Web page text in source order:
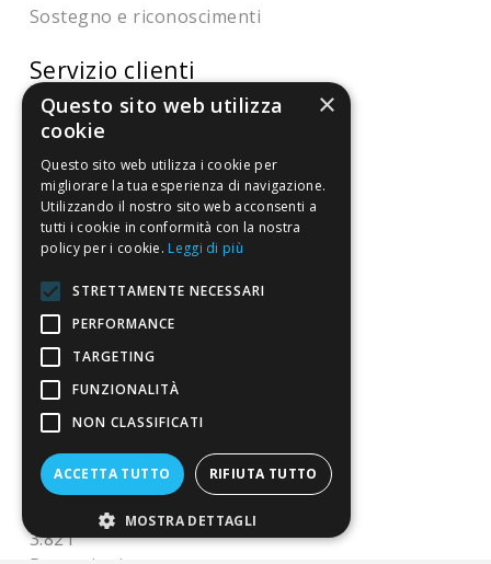
Sostegno e riconoscimenti
Servizio clienti
FAQ
Riferimenti da controllare
Condizioni di vendita
Termini di vendita
Spedizione
Pagamenti
Resi
4,7/5
Eccellente
3.821
×
Questo sito web utilizza
cookie
Questo sito web utilizza i cookie per
migliorare la tua esperienza di navigazione.
Utilizzando il nostro sito web acconsenti a
tutti i cookie in conformità con la nostra
policy per i cookie. Leggi di più
STRETTAMENTE NECESSARI
PERFORMANCE
TARGETING
FUNZIONALITÀ
NON CLASSIFICATI
ACCETTA TUTTO RIFIUTA TUTTO
MOSTRA DETTAGLI